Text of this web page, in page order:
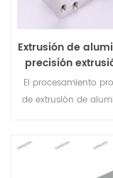
Extrusión de
precisión
perfiles de
profundos.
El procesamiento
de extrusión de
proporcionan,
acabado de